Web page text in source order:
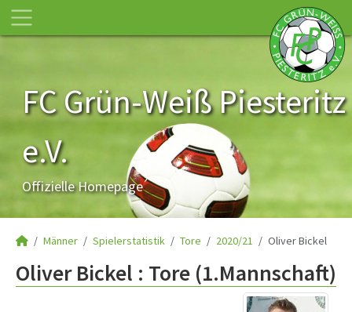
FC Grün-Weiß Piesteritz
e.V.
Offizielle Homepage
Männer Spielerstatistik Tore 2020/21 Oliver Bickel
Oliver Bickel : Tore (1.Mannschaft)